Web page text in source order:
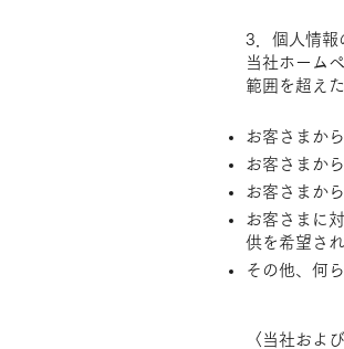
3．個人情報
当社ホーム
範囲を超え
お客さまか
お客さまか
お客さまか
お客さまに
供を希望さ
その他、何
〈当社およ